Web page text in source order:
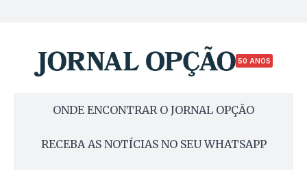
50 ANOS
ONDE ENCONTRAR O JORNAL OPÇÃO
RECEBA AS NOTÍCIAS NO SEU WHATSAPP